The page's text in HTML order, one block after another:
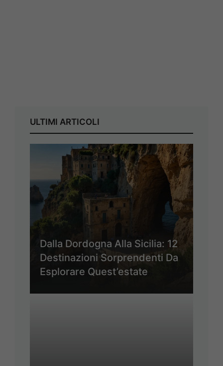
ULTIMI ARTICOLI
Dalla Dordogna Alla Sicilia: 12
Destinazioni Sorprendenti Da
Esplorare Quest’estate